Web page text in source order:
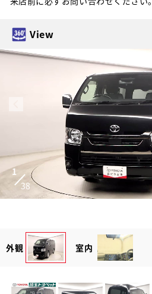
View
1
38
外観 室内